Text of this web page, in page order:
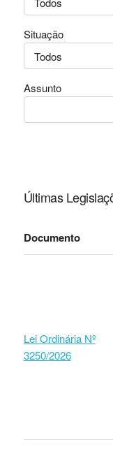
Situação
Assunto
Últimas
Documento
Lei Ordinária Nº
3250/2026